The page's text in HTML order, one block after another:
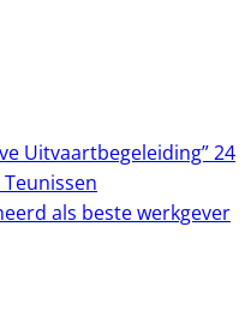
Uitvaartbegeleiding” 24
als beste werkgever